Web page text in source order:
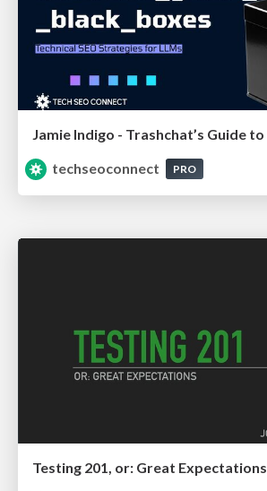
techseoconnect
PRO
Testing 201, or: Great Expectations